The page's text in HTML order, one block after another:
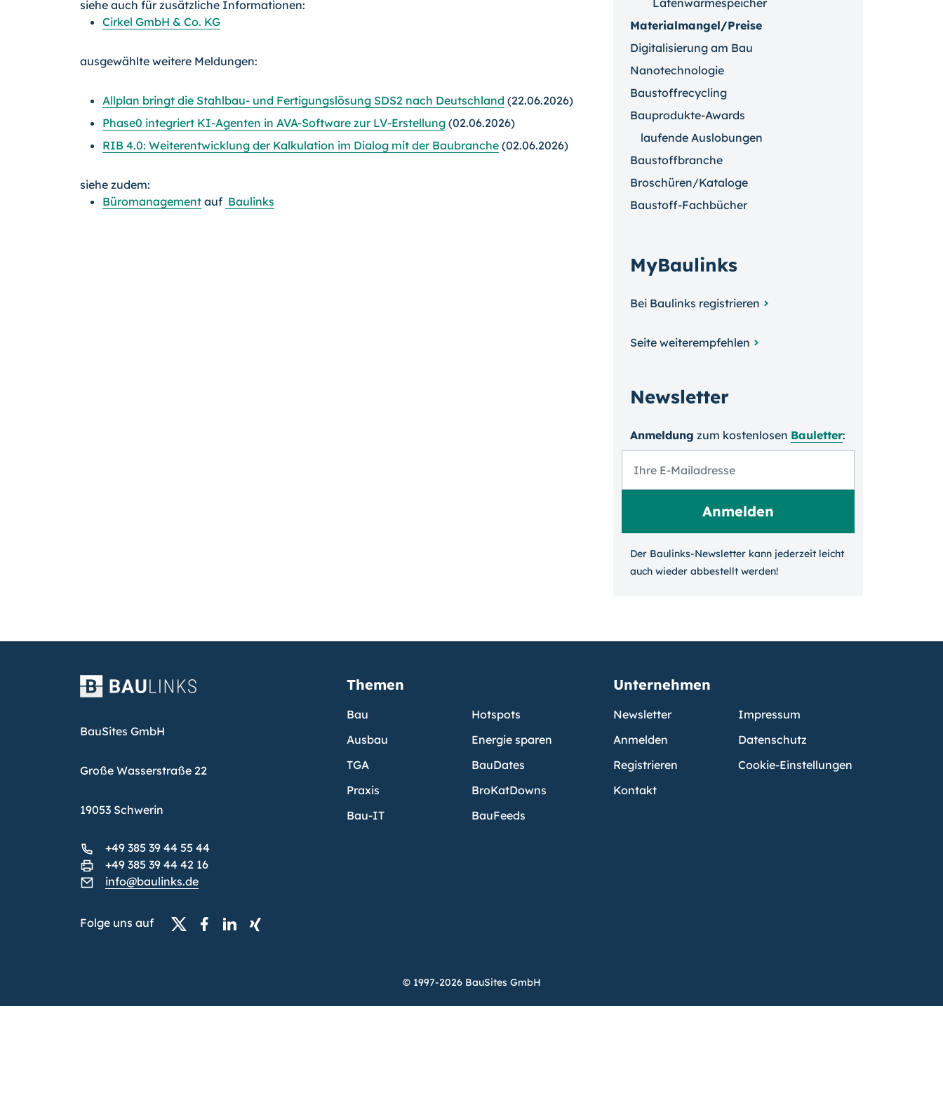
siehe auch für zusätzliche Informationen:
Cirkel GmbH & Co. KG
ausgewählte weitere Meldungen:
Allplan bringt die Stahlbau- und Fertigungslösung SDS2 nach Deutschland (22.06.2026)
Phase0 integriert KI-Agenten in AVA-Software zur LV-Erstellung (02.06.2026)
RIB 4.0: Weiterentwicklung der Kalkulation im Dialog mit der Baubranche (02.06.2026)
siehe zudem:
Büromanagement auf Baulinks
Latenwärmespeicher
Materialmangel/Preise
Digitalisierung am Bau
Nanotechnologie
Baustoffrecycling
Bauprodukte-Awards
laufende Auslobungen
Baustoffbranche
Broschüren/Kataloge
Baustoff-Fachbücher
MyBaulinks
Bei Baulinks registrieren
Seite weiterempfehlen
Newsletter
Anmeldung zum kosten­losen Bauletter:
Der Baulinks-Newsletter kann jeder­zeit leicht
auch wieder ab­bestellt werden!
BauSites GmbH
Große Wasserstraße 22
19053 Schwerin
+49 385 39 44 55 44
+49 385 39 44 42 16
info@baulinks.de
Folge uns auf
Themen
Bau
Ausbau
TGA
Praxis
Bau-IT
Hotspots
Energie sparen
BauDates
BroKatDowns
BauFeeds
Unternehmen
Newsletter
Anmelden
Registrieren
Kontakt
Impressum
Datenschutz
Cookie-Einstellungen
© 1997-2026 BauSites GmbH